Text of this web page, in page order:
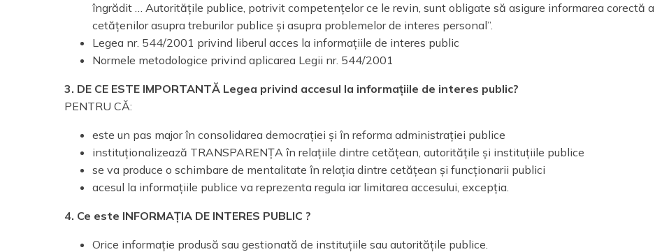
îngrădit … Autoritățile publice, potrivit competențelor ce le revin, sunt obligate să asigure informarea corectă a
cetățenilor asupra treburilor publice și asupra problemelor de interes personal”.
Legea nr. 544/2001 privind liberul acces la informațiile de interes public
Normele metodologice privind aplicarea Legii nr. 544/2001
3. DE CE ESTE IMPORTANTĂ Legea privind accesul la informațiile de interes public?
PENTRU CĂ:
este un pas major în consolidarea democrației și în reforma administrației publice
instituționalizează TRANSPARENȚA în relațiile dintre cetățean, autoritățile și instituțiile publice
se va produce o schimbare de mentalitate în relația dintre cetățean și funcționarii publici
acesul la informațiile publice va reprezenta regula iar limitarea accesului, excepția.
4. Ce este INFORMAȚIA DE INTERES PUBLIC ?
Orice informație produsă sau gestionată de instituțiile sau autoritățile publice.